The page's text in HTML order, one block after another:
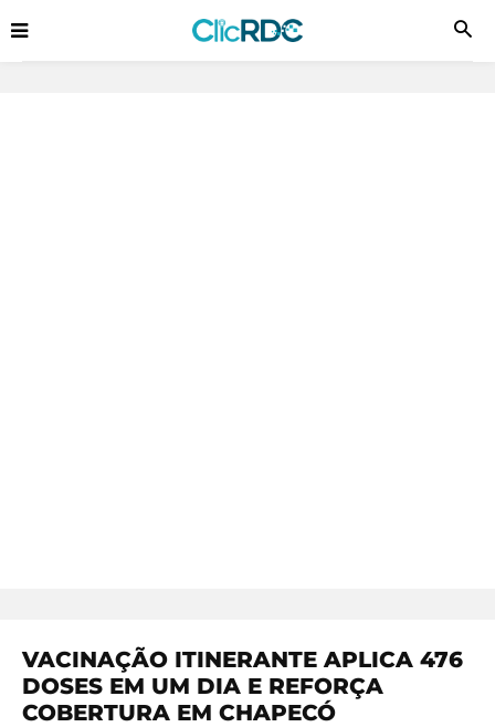
VACINAÇÃO ITINERANTE APLICA 476
DOSES EM UM DIA E REFORÇA
COBERTURA EM CHAPECÓ